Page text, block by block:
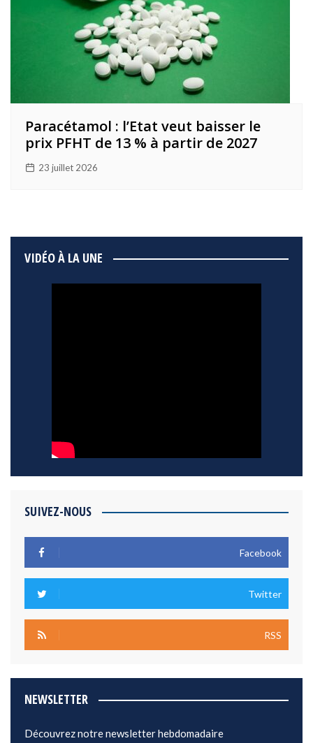
Paracétamol : l’Etat veut baisser le
prix PFHT de 13 % à partir de 2027
23 juillet 2026
VIDÉO À LA UNE
SUIVEZ-NOUS
Facebook
Twitter
RSS
NEWSLETTER
Découvrez notre newsletter hebdomadaire